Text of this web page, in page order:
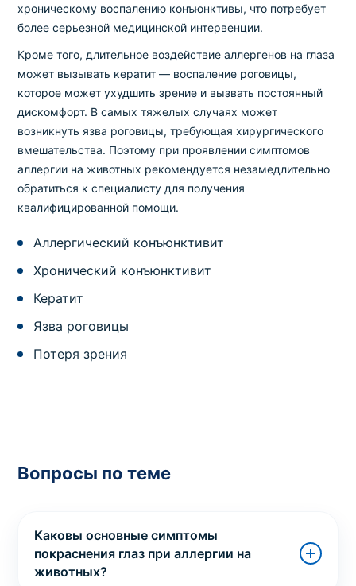
хроническому воспалению конъюнктивы, что потребует
более серьезной медицинской интервенции.
Кроме того, длительное воздействие аллергенов на глаза
может вызывать кератит — воспаление роговицы,
которое может ухудшить зрение и вызвать постоянный
дискомфорт. В самых тяжелых случаях может
возникнуть язва роговицы, требующая хирургического
вмешательства. Поэтому при проявлении симптомов
аллергии на животных рекомендуется незамедлительно
обратиться к специалисту для получения
квалифицированной помощи.
Аллергический конъюнктивит
Хронический конъюнктивит
Кератит
Язва роговицы
Потеря зрения
Вопросы по теме
Каковы основные симптомы
покраснения глаз при аллергии на
животных?